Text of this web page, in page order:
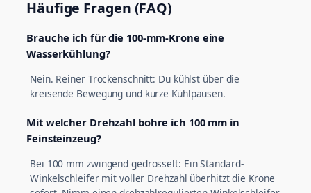
Häufige Fragen (FAQ)
Brauche ich für die 100-mm-Krone eine
Wasserkühlung?
Nein. Reiner Trockenschnitt: Du kühlst über die
kreisende Bewegung und kurze Kühlpausen.
Mit welcher Drehzahl bohre ich 100 mm in
Feinsteinzeug?
Bei 100 mm zwingend gedrosselt: Ein Standard-
Winkelschleifer mit voller Drehzahl überhitzt die Krone